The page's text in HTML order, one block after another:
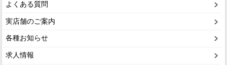
よくある質問
実店舗のご案内
各種お知らせ
求人情報